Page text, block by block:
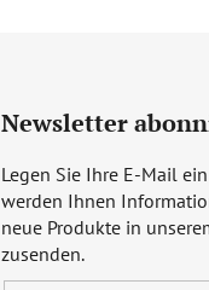
Newsletter
Legen Sie Ihre E-Mail
werden Ihnen
neue Produkte in
zusenden.